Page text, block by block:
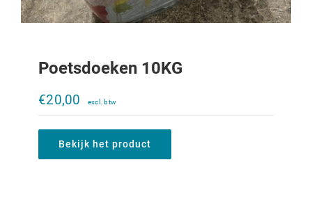
Poetsdoeken 10KG
€20,00
Bekijk het product
Gemodificeerde Hydrauliek motor
€200,00